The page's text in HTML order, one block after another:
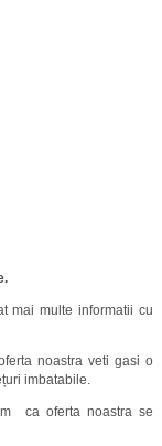
mai multe informatii cu
noastra veti gasi o
imbatabile.
ca oferta noastra se